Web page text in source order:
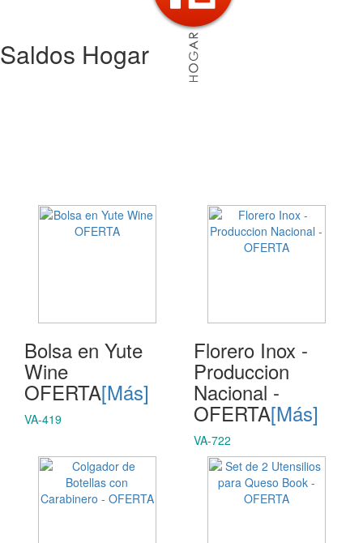
Saldos Hogar
Bolsa en Yute
Wine
OFERTA[Más]
VA-419
Florero Inox -
Produccion
Nacional -
OFERTA[Más]
VA-722